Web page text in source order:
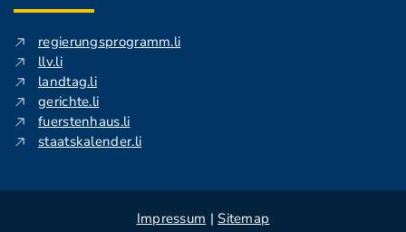
regierungsprogramm.li
llv.li
landtag.li
gerichte.li
fuerstenhaus.li
staatskalender.li
Impressum | Sitemap